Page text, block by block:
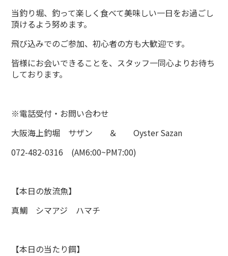
当釣り堀、釣って楽しく食べて美味しい一日をお過ごし
頂けるよう努めます。
飛び込みでのご参加、初心者の方も大歓迎です。
皆様にお会いできることを、スタッフ一同心よりお待ち
しております。
※電話受付・お問い合わせ
大阪海上釣堀 サザン ＆ Oyster Sazan
072-482-0316 (AM6:00~PM7:00)
【本日の放流魚】
真鯛 シマアジ ハマチ
【本日の当たり餌】